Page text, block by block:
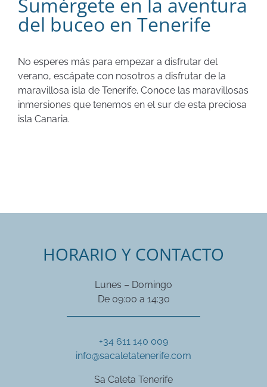
Sumérgete en la aventura
del buceo en Tenerife
No esperes más para empezar a disfrutar del
verano, escápate con nosotros a disfrutar de la
maravillosa isla de Tenerife. Conoce las maravillosas
inmersiones que tenemos en el sur de esta preciosa
isla Canaria.
HORARIO Y CONTACTO
Lunes – Domingo
De 09:00 a 14:30
+34 611 140 009
info@sacaletatenerife.com
Sa Caleta Tenerife